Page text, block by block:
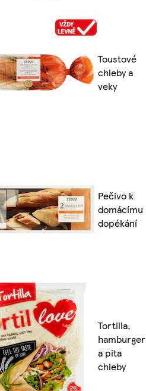
Toustové
chleby a
veky
Pečivo k
domácímu
dopékání
Tortilla,
hamburger
a pita
chleby